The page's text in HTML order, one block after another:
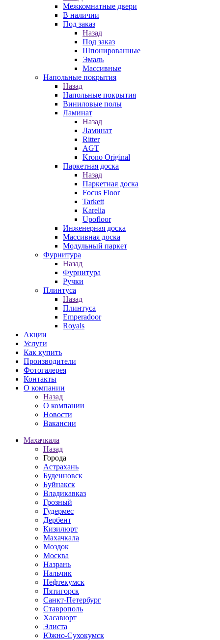
Межкомнатные двери
В наличии
Под заказ
Назад
Под заказ
Шпонированные
Эмаль
Массивные
Напольные покрытия
Назад
Напольные покрытия
Виниловые полы
Ламинат
Назад
Ламинат
Ritter
AGT
Krono Original
Паркетная доска
Назад
Паркетная доска
Focus Floor
Tarkett
Karelia
Upofloor
Инженерная доска
Массивная доска
Модульный паркет
Фурнитура
Назад
Фурнитура
Ручки
Плинтуса
Назад
Плинтуса
Emperadoor
Royals
Акции
Услуги
Как купить
Производители
Фотогалерея
Контакты
О компании
Назад
О компании
Новости
Вакансии
Махачкала
Назад
Города
Астрахань
Буденновск
Буйнакск
Владикавказ
Грозный
Гудермес
Дербент
Кизилюрт
Махачкала
Моздок
Москва
Назрань
Нальчик
Нефтекумск
Пятигорск
Санкт-Петербург
Ставрополь
Хасавюрт
Элиста
Южно-Сухокумск